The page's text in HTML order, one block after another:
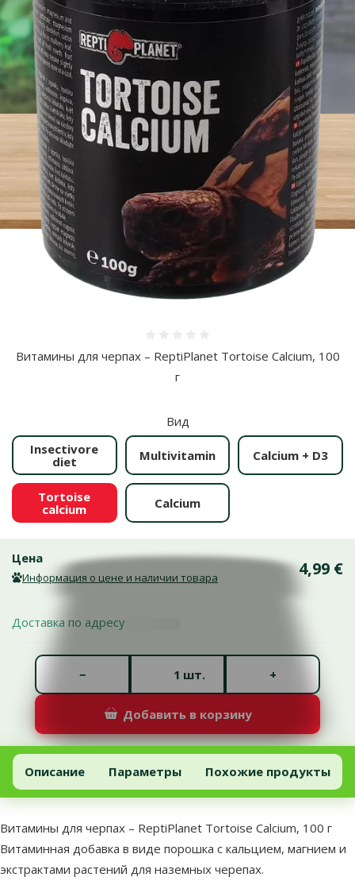
Витамины для черпах – ReptiPlanet Tortoise Calcium, 100
г
Вид
Insectivore
diet
Multivitamin Calcium + D3
Tortoise
calcium
Calcium
Цена
Информация о цене и наличии товара 4,99 €
Доставка по адресу
шт.
− +
Добавить в корзину
Витамины для черпах – ReptiPlanet Tortoise Calcium, 100 г
Добавить в корзину
Описание Параметры Похожие продукты
В начало страницы
superzoo.product.detail.content
Витамины для черпах – ReptiPlanet Tortoise Calcium, 100 г
Витаминная добавка в виде порошка с кальцием, магнием и
экстрактами растений для наземных черепах.